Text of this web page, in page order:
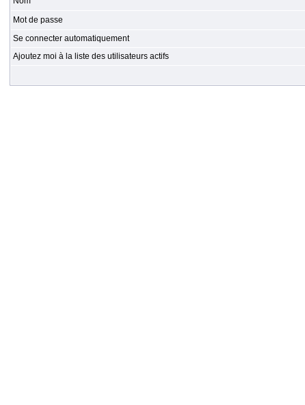
Mot de passe
Se connecter automatiquement
Ajoutez moi à la liste des utilisateurs actifs